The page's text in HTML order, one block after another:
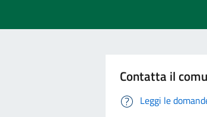
Contatta il
Leggi le